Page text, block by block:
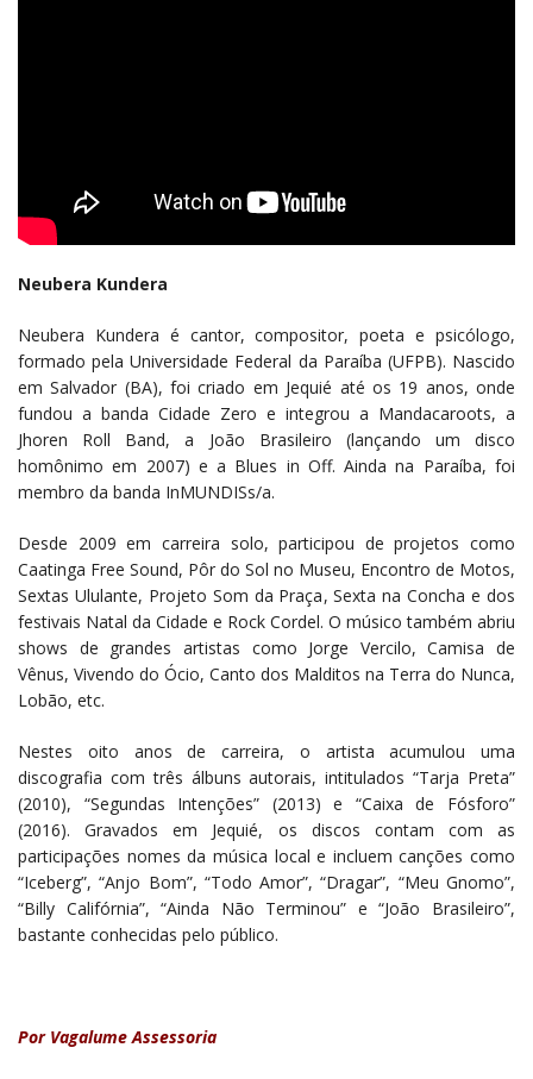
Neubera Kundera
Neubera Kundera é cantor, compositor, poeta e psicólogo,
formado pela Universidade Federal da Paraíba (UFPB). Nascido
em Salvador (BA), foi criado em Jequié até os 19 anos, onde
fundou a banda Cidade Zero e integrou a Mandacaroots, a
Jhoren Roll Band, a João Brasileiro (lançando um disco
homônimo em 2007) e a Blues in Off. Ainda na Paraíba, foi
membro da banda InMUNDISs/a.
Desde 2009 em carreira solo, participou de projetos como
Caatinga Free Sound, Pôr do Sol no Museu, Encontro de Motos,
Sextas Ululante, Projeto Som da Praça, Sexta na Concha e dos
festivais Natal da Cidade e Rock Cordel. O músico também abriu
shows de grandes artistas como Jorge Vercilo, Camisa de
Vênus, Vivendo do Ócio, Canto dos Malditos na Terra do Nunca,
Lobão, etc.
Nestes oito anos de carreira, o artista acumulou uma
discografia com três álbuns autorais, intitulados “Tarja Preta”
(2010), “Segundas Intenções” (2013) e “Caixa de Fósforo”
(2016). Gravados em Jequié, os discos contam com as
participações nomes da música local e incluem canções como
“Iceberg”, “Anjo Bom”, “Todo Amor”, “Dragar”, “Meu Gnomo”,
“Billy Califórnia”, “Ainda Não Terminou” e “João Brasileiro”,
bastante conhecidas pelo público.
Por Vagalume Assessoria